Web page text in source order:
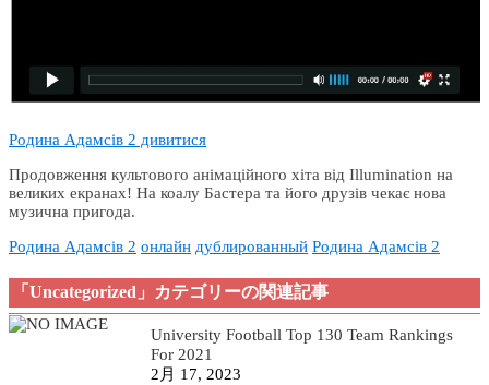
Родина Адамсів 2 дивитися
Продовження культового анімаційного хіта від Illumination на
великих екранах! На коалу Бастера та його друзів чекає нова
музична пригода.
Родина Адамсів 2 онлайн дублированный Родина Адамсів 2
「Uncategorized」カテゴリーの関連記事
University Football Top 130 Team Rankings
For 2021
2月 17, 2023